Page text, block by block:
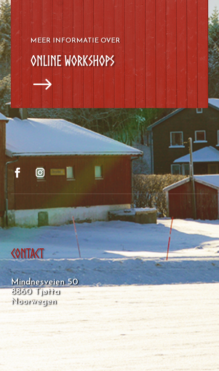
MEER INFORMATIE OVER
Online Workshops
$
Contact
Mindnesveien 50
8860 Tjøtta
Noorwegen